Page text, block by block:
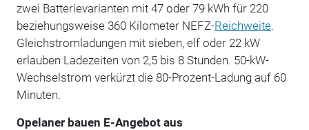
zwei Batterievarianten mit 47 oder 79 kWh für 220
beziehungsweise 360 Kilometer NEFZ-Reichweite.
Gleichstromladungen mit sieben, elf oder 22 kW
erlauben Ladezeiten von 2,5 bis 8 Stunden. 50-kW-
Wechselstrom verkürzt die 80-Prozent-Ladung auf 60
Minuten.
Opelaner bauen E-Angebot aus